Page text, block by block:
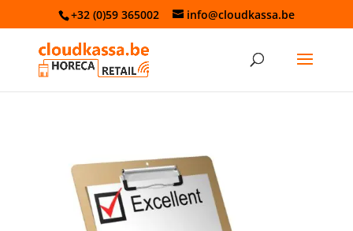
+32 (0)59 365002 info@cloudkassa.be